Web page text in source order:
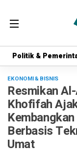
Politik &
Politik &
EKONOMI & BISNIS
Resmikan
Khofifah
Berbasis
Umat